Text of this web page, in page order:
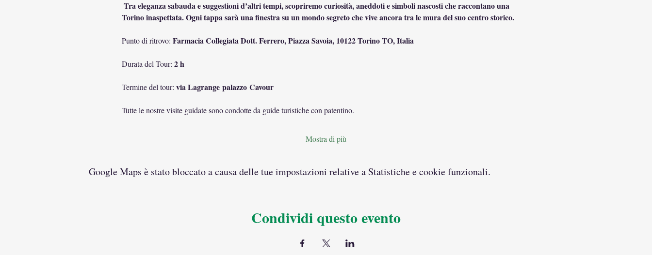
Torino inaspettata. Ogni tappa sarà una finestra su un mondo segreto che vive ancora tra le mura del suo centro storico.
Punto di ritrovo: Farmacia Collegiata Dott. Ferrero, Piazza Savoia, 10122 Torino TO, Italia
Durata del Tour: 2 h
Termine del tour: via Lagrange palazzo Cavour
Tutte le nostre visite guidate sono condotte da guide turistiche con patentino.
Mostra di più
Google Maps è stato bloccato a causa delle tue impostazioni relative a Statistiche e cookie funzionali.
Condividi questo evento